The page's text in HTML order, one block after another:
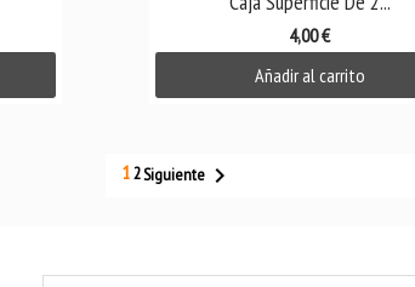
4,00 €
Añadir al carrito
12Siguiente 